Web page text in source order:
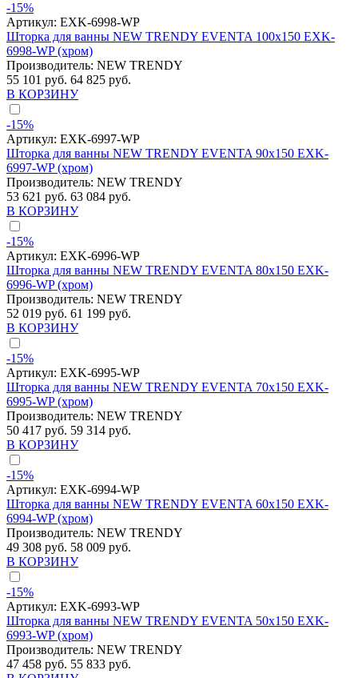
-15%
Артикул: EXK-6998-WP
Шторка для ванны NEW TRENDY EVENTA 100x150 EXK-
6998-WP (хром)
Производитель: NEW TRENDY
55 101 руб. 64 825 руб.
В КОРЗИНУ
-15%
Артикул: EXK-6997-WP
Шторка для ванны NEW TRENDY EVENTA 90x150 EXK-
6997-WP (хром)
Производитель: NEW TRENDY
53 621 руб. 63 084 руб.
В КОРЗИНУ
-15%
Артикул: EXK-6996-WP
Шторка для ванны NEW TRENDY EVENTA 80x150 EXK-
6996-WP (хром)
Производитель: NEW TRENDY
52 019 руб. 61 199 руб.
В КОРЗИНУ
-15%
Артикул: EXK-6995-WP
Шторка для ванны NEW TRENDY EVENTA 70x150 EXK-
6995-WP (хром)
Производитель: NEW TRENDY
50 417 руб. 59 314 руб.
В КОРЗИНУ
-15%
Артикул: EXK-6994-WP
Шторка для ванны NEW TRENDY EVENTA 60x150 EXK-
6994-WP (хром)
Производитель: NEW TRENDY
49 308 руб. 58 009 руб.
В КОРЗИНУ
-15%
Артикул: EXK-6993-WP
Шторка для ванны NEW TRENDY EVENTA 50x150 EXK-
6993-WP (хром)
Производитель: NEW TRENDY
47 458 руб. 55 833 руб.